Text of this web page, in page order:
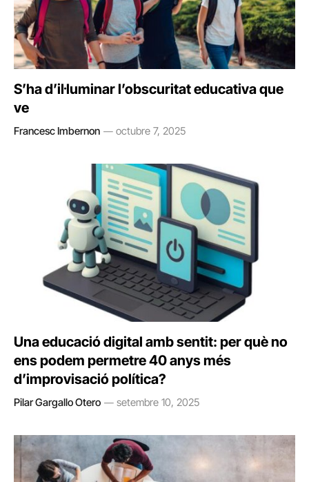
S’ha d’il·luminar l’obscuritat educativa que
ve
Francesc Imbernon octubre 7, 2025
Una educació digital amb sentit: per què no
ens podem permetre 40 anys més
d’improvisació política?
Pilar Gargallo Otero setembre 10, 2025